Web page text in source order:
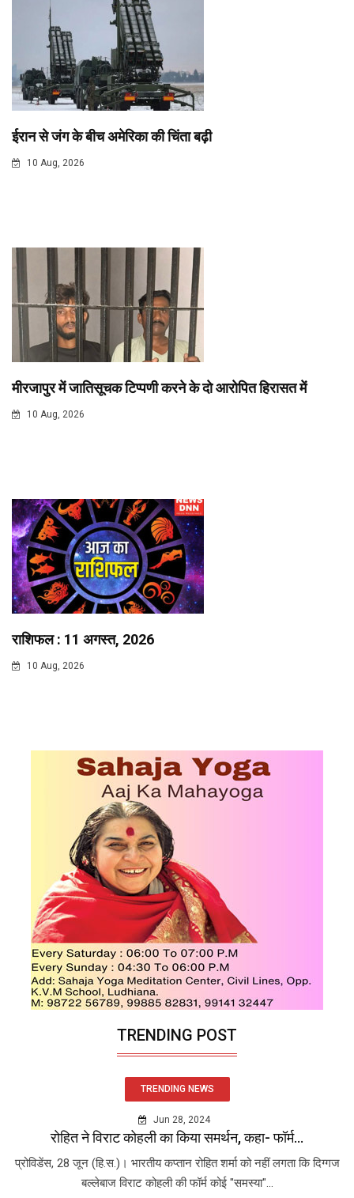
ईरान से जंग के बीच अमेरिका की चिंता बढ़ी
10 Aug, 2026
मीरजापुर में जातिसूचक टिप्पणी करने के दाे आराेपित हिरासत में
10 Aug, 2026
राशिफल : 11 अगस्त, 2026
10 Aug, 2026
TRENDING POST
TRENDING NEWS
Jun 28, 2024
रोहित ने विराट कोहली का किया समर्थन, कहा- फॉर्म...
प्रोविडेंस, 28 जून (हि.स.)। भारतीय कप्तान रोहित शर्मा को नहीं लगता कि दिग्गज
बल्लेबाज विराट कोहली की फॉर्म कोई "समस्या"...